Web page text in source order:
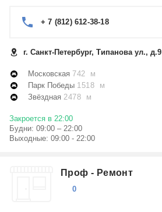
+ 7 (812) 612-38-18
г. Санкт-Петербург, Типанова ул., д.9
Московская 742 м
Парк Победы 1518 м
Звёздная 2478 м
Закроется в 22:00
Будни: 09:00 – 22:00
Выходные: 09:00 - 22:00
Проф - Ремонт
0